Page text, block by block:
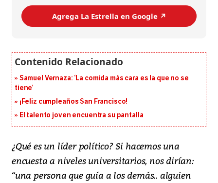
Agrega La Estrella en Google ↗️
Samuel Vernaza: ‘La comida más cara es la que no se
tiene’
¡Feliz cumpleaños San Francisco!
El talento joven encuentra su pantalla​
¿Qué es un líder político? Si hacemos una
encuesta a niveles universitarios, nos dirían:
“una persona que guía a los demás.. alguien